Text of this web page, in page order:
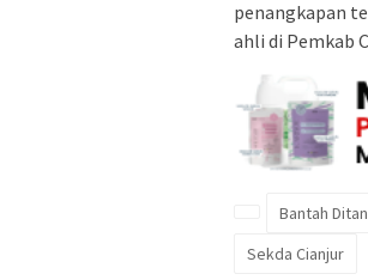
penangkapan
ahli di Pemkab
Bantah
Sekda Cianjur